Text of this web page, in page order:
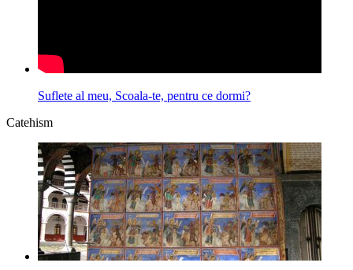
Suflete al meu, Scoala-te, pentru ce dormi?
Catehism